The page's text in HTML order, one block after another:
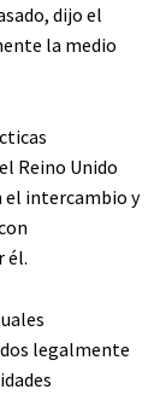
dijo el
la medio
Reino Unido
el intercambio y
él.
legalmente